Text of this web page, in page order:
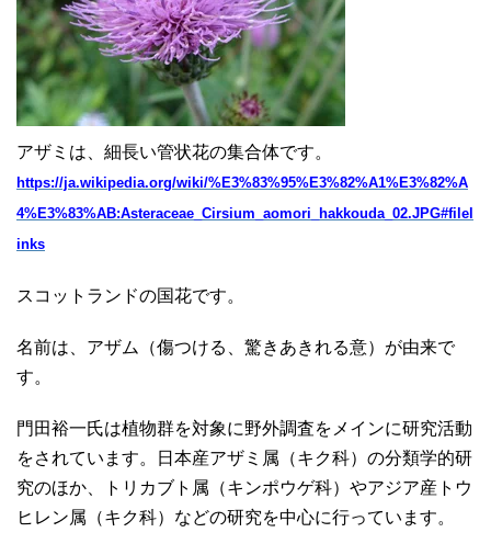
アザミは、細長い管状花の集合体です。
https://ja.wikipedia.org/wiki/%E3%83%95%E3%82%A1%E3%82%A
4%E3%83%AB:Asteraceae_Cirsium_aomori_hakkouda_02.JPG#filel
inks
スコットランドの国花です。
名前は、アザム（傷つける、驚きあきれる意）が由来で
す。
門田裕一氏は植物群を対象に野外調査をメインに研究活動
をされています。日本産アザミ属（キク科）の分類学的研
究のほか、トリカブト属（キンポウゲ科）やアジア産トウ
ヒレン属（キク科）などの研究を中心に行っています。